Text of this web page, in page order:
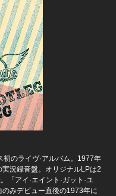
のライヴ·アルバム。1977年
況録音盤。オリジナルLPは2
「アイ·エイント·ガット·ユ
みデビュー直後の1973年に